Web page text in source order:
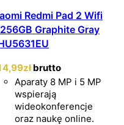
Redmi Pad 2 Wifi
Graphite Gray
,99zł brutto
Aparaty 8 MP i 5 MP
wspierają
wideokonferencje
oraz naukę online.